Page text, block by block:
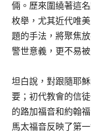
倆。歷來圍繞著這
枚舉，尤其近代唯
題的手法，將聚焦
警世意義，更不易被
坦白說，對跟隨耶
要；初代教會的信
的路加福音和約翰
馬太福音反映了第